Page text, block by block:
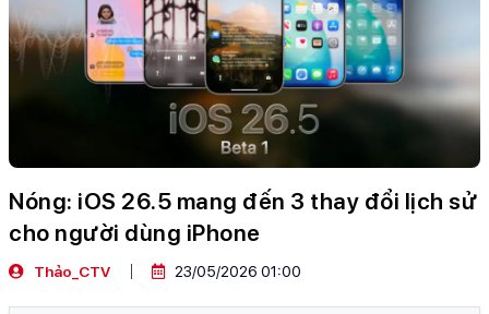
Nóng: iOS 26.5 mang đến 3 thay đổi lịch sử
cho người dùng iPhone
Thảo_CTV 23/05/2026 01:00